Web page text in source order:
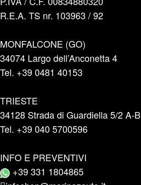
R.E.A. TS nr. 103963 / 92
MONFALCONE (GO)
34074 Largo dell’Anconetta 4
Tel. +39 0481 40153
TRIESTE
34128 Strada di Guardiella 5/2 A-B
Tel. +39 040 5700596
INFO E PREVENTIVI
+39 331 1804865